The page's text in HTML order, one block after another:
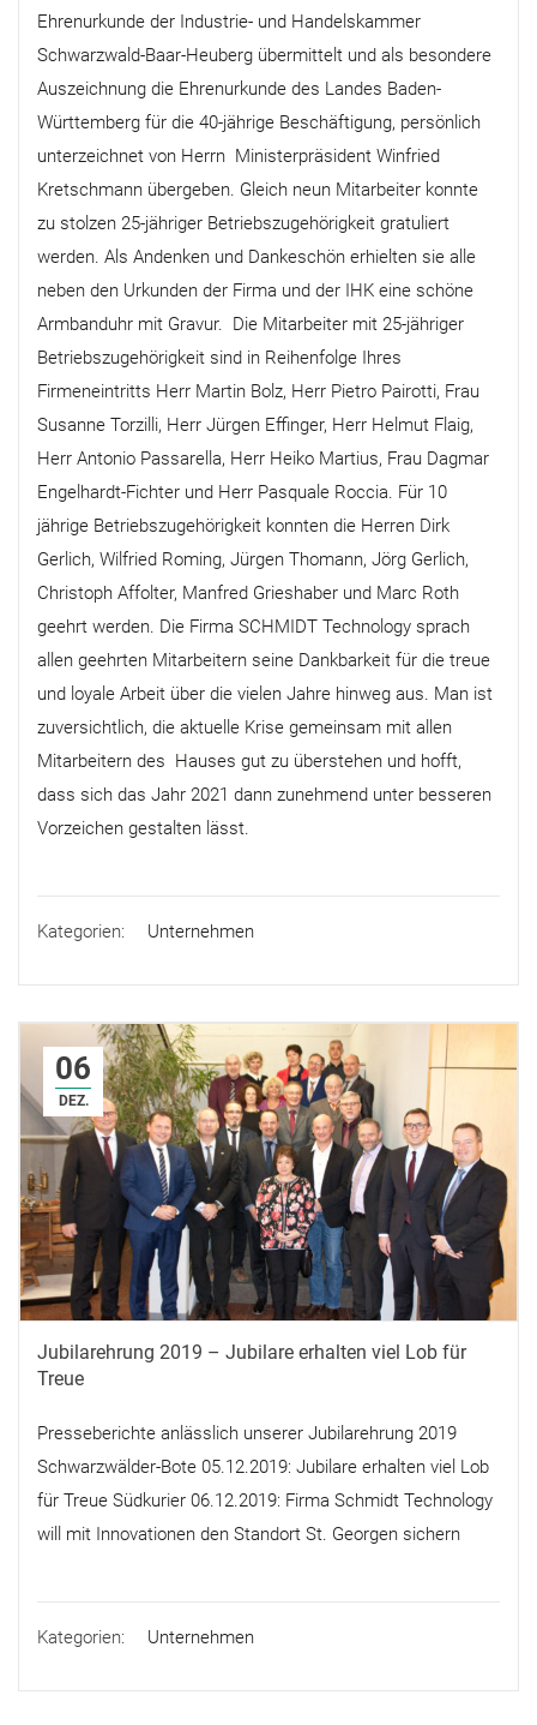
Ehrenurkunde der Industrie- und Handelskammer
Schwarzwald-Baar-Heuberg übermittelt und als besondere
Auszeichnung die Ehrenurkunde des Landes Baden-
Württemberg für die 40-jährige Beschäftigung, persönlich
unterzeichnet von Herrn Ministerpräsident Winfried
Kretschmann übergeben. Gleich neun Mitarbeiter konnte
zu stolzen 25-jähriger Betriebszugehörigkeit gratuliert
werden. Als Andenken und Dankeschön erhielten sie alle
neben den Urkunden der Firma und der IHK eine schöne
Armbanduhr mit Gravur. Die Mitarbeiter mit 25-jähriger
Betriebszugehörigkeit sind in Reihenfolge Ihres
Firmeneintritts Herr Martin Bolz, Herr Pietro Pairotti, Frau
Susanne Torzilli, Herr Jürgen Effinger, Herr Helmut Flaig,
Herr Antonio Passarella, Herr Heiko Martius, Frau Dagmar
Engelhardt-Fichter und Herr Pasquale Roccia. Für 10
jährige Betriebszugehörigkeit konnten die Herren Dirk
Gerlich, Wilfried Roming, Jürgen Thomann, Jörg Gerlich,
Christoph Affolter, Manfred Grieshaber und Marc Roth
geehrt werden. Die Firma SCHMIDT Technology sprach
allen geehrten Mitarbeitern seine Dankbarkeit für die treue
und loyale Arbeit über die vielen Jahre hinweg aus. Man ist
zuversichtlich, die aktuelle Krise gemeinsam mit allen
Mitarbeitern des Hauses gut zu überstehen und hofft,
dass sich das Jahr 2021 dann zunehmend unter besseren
Vorzeichen gestalten lässt.
Kategorien: Unternehmen
06
DEZ.
Jubilarehrung 2019 – Jubilare erhalten viel Lob für
Treue
Presseberichte anlässlich unserer Jubilarehrung 2019
Schwarzwälder-Bote 05.12.2019: Jubilare erhalten viel Lob
für Treue Südkurier 06.12.2019: Firma Schmidt Technology
will mit Innovationen den Standort St. Georgen sichern
Kategorien: Unternehmen